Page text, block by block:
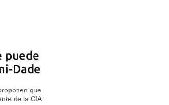
puede
Dade
que
de la CIA